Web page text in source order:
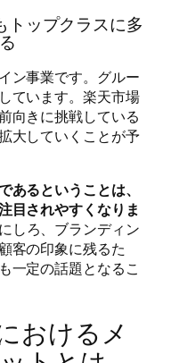
トップクラスに多
ン事業です。グルー
ています。楽天市場
向きに挑戦している
大していくことが予
あるということは、
目されやすくなりま
しろ、ブランディン
客の印象に残るた
一定の話題となるこ
おけるメ